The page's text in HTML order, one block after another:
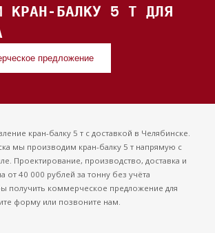
КРАН-БАЛКУ 5 Т ДЛЯ
предложение
кран-балку 5 т с доставкой в Челябинске.
мы производим кран-балку 5 т напрямую с
Проектирование, производство, доставка и
от 40 000 рублей за тонну без учёта
получить коммерческое предложение для
форму или позвоните нам.